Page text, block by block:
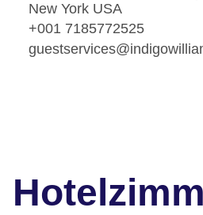
New York USA
+001 7185772525